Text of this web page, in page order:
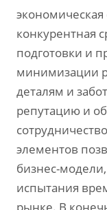
экономическая
конкурентная
подготовки и
минимизации
деталям и
репутацию и
элементов
бизнес-
испытания